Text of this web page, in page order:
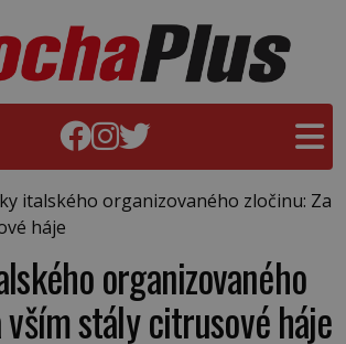
italského organizovaného zločinu: Za
háje
organizovaného
vším stály citrusové háje